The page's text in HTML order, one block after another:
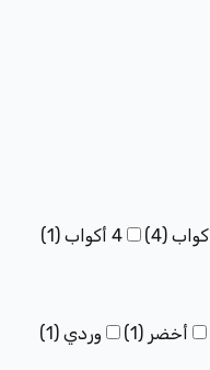
(
4
) 4 أكواب (
1
)
أخضر (
1
) وردي (
1
)